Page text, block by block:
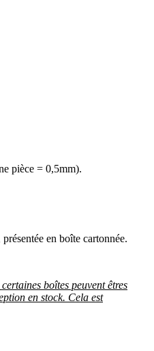
pièce = 0,5mm).
en boîte cartonnée.
boîtes peuvent êtres
en stock. Cela est